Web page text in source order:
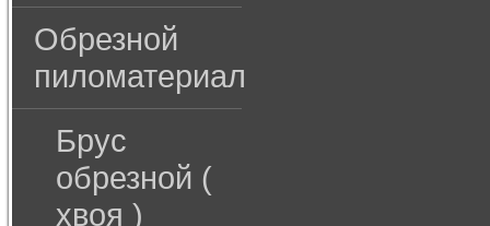
Обрезной
пиломатериал
Брус
обрезной (
хвоя )